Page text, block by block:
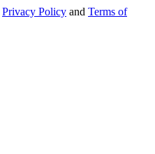
Privacy Policy and Terms of